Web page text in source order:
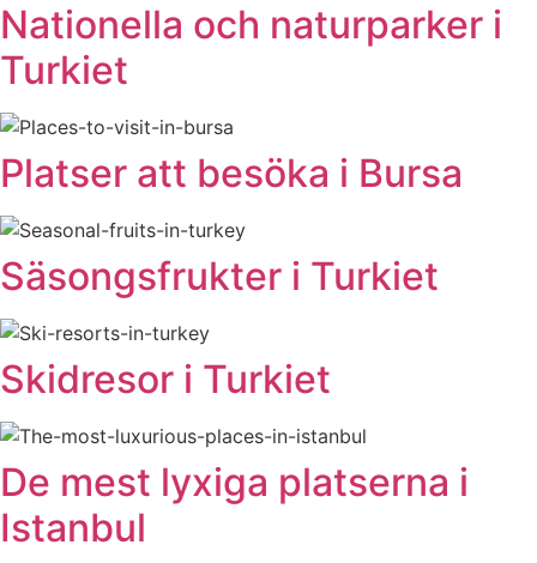
Nationella och naturparker i
Turkiet
Platser att besöka i Bursa
Säsongsfrukter i Turkiet
Skidresor i Turkiet
De mest lyxiga platserna i
Istanbul